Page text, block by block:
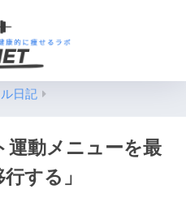
日記
運動メニューを最
する」